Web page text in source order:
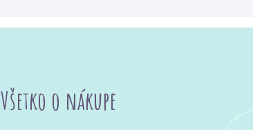
Všetko o nákupe